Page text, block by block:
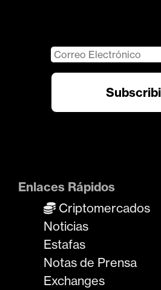
Enlaces Rápidos
Criptomercados
Noticias
Estafas
Notas de Prensa
Exchanges